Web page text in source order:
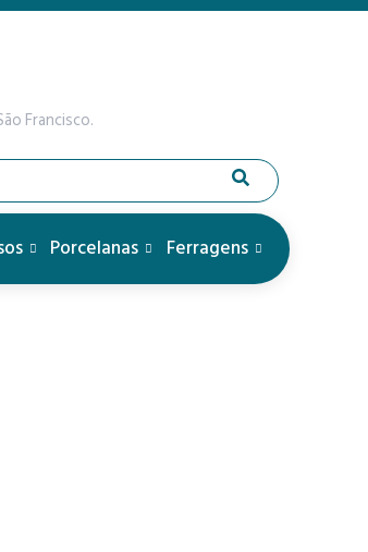
Francisco.
Porcelanas Ferragens